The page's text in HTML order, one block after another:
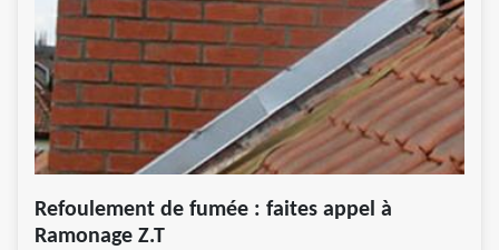
Refoulement de fumée : faites appel à
Ramonage Z.T